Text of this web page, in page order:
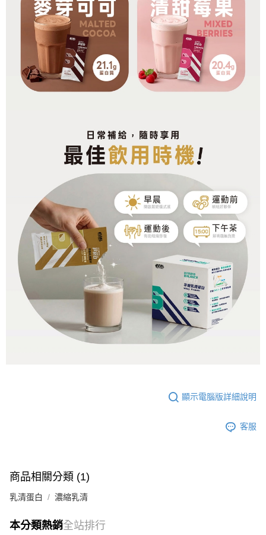
顯示電腦版詳細說明
客服
商品相關分類 (1)
乳清蛋白 濃縮乳清
本分類熱銷全站排行